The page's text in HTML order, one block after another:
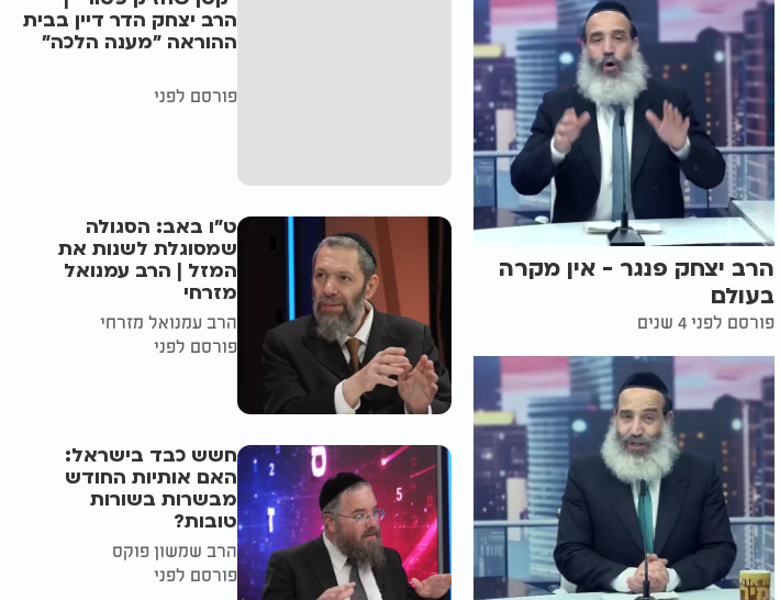
הרב יצחק פנגר - אין מקרה
בעולם
פורסם לפני 4 שנים
הרב יצחק הדר דיין בבית
ההוראה "מענה הלכה"
פורסם לפני
ט"ו באב: הסגולה
שמסוגלת לשנות את
המזל | הרב עמנואל
מזרחי
הרב עמנואל מזרחי
פורסם לפני
חשש כבד בישראל:
האם אותיות החודש
מבשרות בשורות
טובות?
הרב שמשון פוקס
פורסם לפני